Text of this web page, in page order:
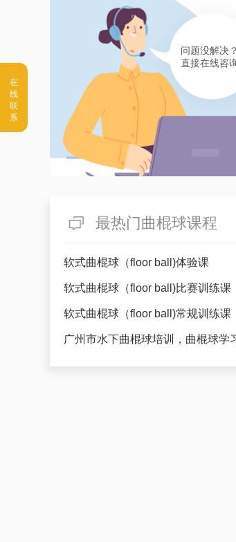
问题没解决？
直接在线咨
最热门曲棍球课程
软式曲棍球（floor ball)体验课
软式曲棍球（floor ball)比赛训练课
软式曲棍球（floor ball)常规训练课
广州市水下曲棍球培训，曲棍球学